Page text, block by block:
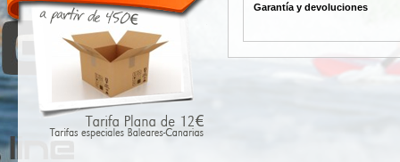
Garantía y devoluciones
partir de
300€.
plana 12€.